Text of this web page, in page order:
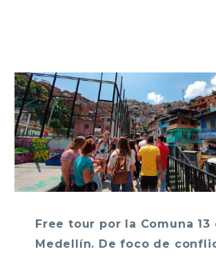
Free tour por la Comuna 13
Medellín. De foco de